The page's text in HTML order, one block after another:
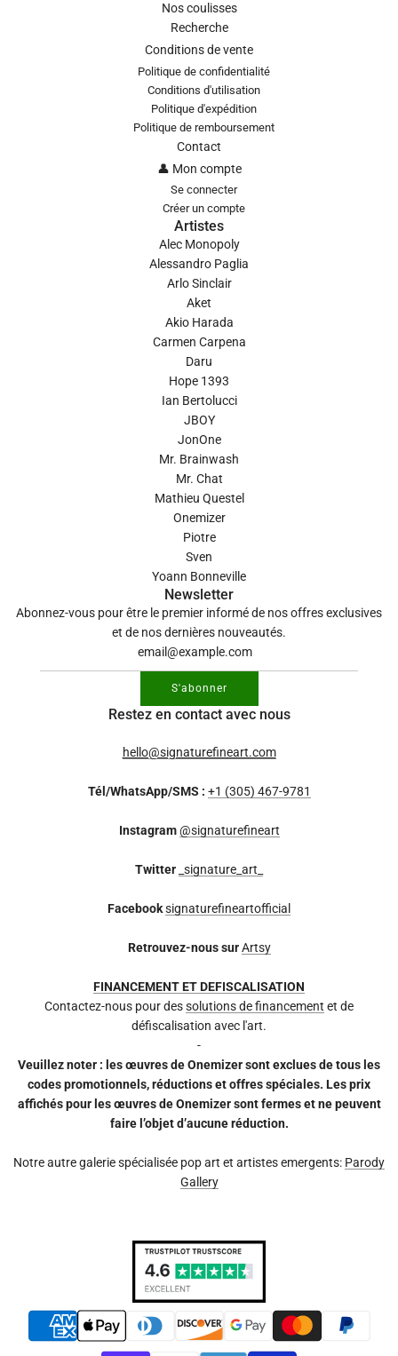
Nos coulisses
Recherche
Conditions de vente
Politique de confidentialité
Conditions d'utilisation
Politique d'expédition
Politique de remboursement
Contact
👤 Mon compte
Se connecter
Créer un compte
Artistes
Alec Monopoly
Alessandro Paglia
Arlo Sinclair
Aket
Akio Harada
Carmen Carpena
Daru
Hope 1393
Ian Bertolucci
JBOY
JonOne
Mr. Brainwash
Mr. Chat
Mathieu Questel
Onemizer
Piotre
Sven
Yoann Bonneville
Newsletter
Abonnez-vous pour être le premier informé de nos offres exclusives
et de nos dernières nouveautés.
S'abonner
Restez en contact avec nous
hello@signaturefineart.com
Tél/WhatsApp/SMS : +1 (305) 467-9781
Instagram @signaturefineart
Twitter _signature_art_
Facebooksignaturefineartofficial
Retrouvez-nous sur Artsy
FINANCEMENT ET DEFISCALISATION
Contactez-nous pour dessolutions de financement et de
défiscalisation avec l'art.
-
Veuillez noter : les œuvres de Onemizer sont exclues de tous les
codes promotionnels, réductions et offres spéciales. Les prix
affichés pour les œuvres de Onemizer sont fermes et ne peuvent
faire l’objet d’aucune réduction.
Notre autre galerie spécialisée pop art et artistes emergents: Parody
Gallery